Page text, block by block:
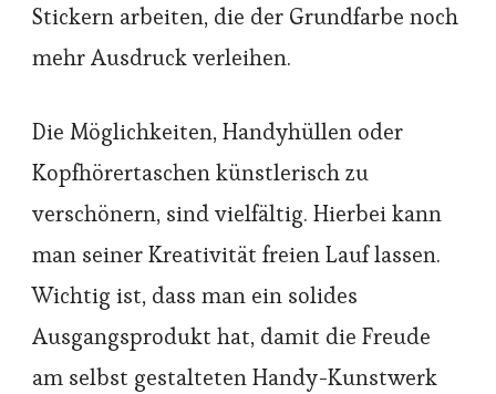
Stickern arbeiten, die der Grundfarbe noch
mehr Ausdruck verleihen.
Die Möglichkeiten, Handyhüllen oder
Kopfhörertaschen künstlerisch zu
verschönern, sind vielfältig. Hierbei kann
man seiner Kreativität freien Lauf lassen.
Wichtig ist, dass man ein solides
Ausgangsprodukt hat, damit die Freude
am selbst gestalteten Handy-Kunstwerk